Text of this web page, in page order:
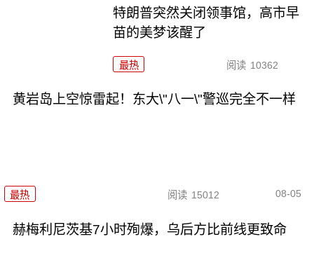
特朗普突然关闭领事馆，高市早
苗的美梦该醒了
最热 阅读 10362
黄岩岛上空惊雷起！东大\"八一\"警巡完全不一样
最热 阅读 15012 08-05
赫梅利尼茨基7小时殉爆，乌后方比前线更致命